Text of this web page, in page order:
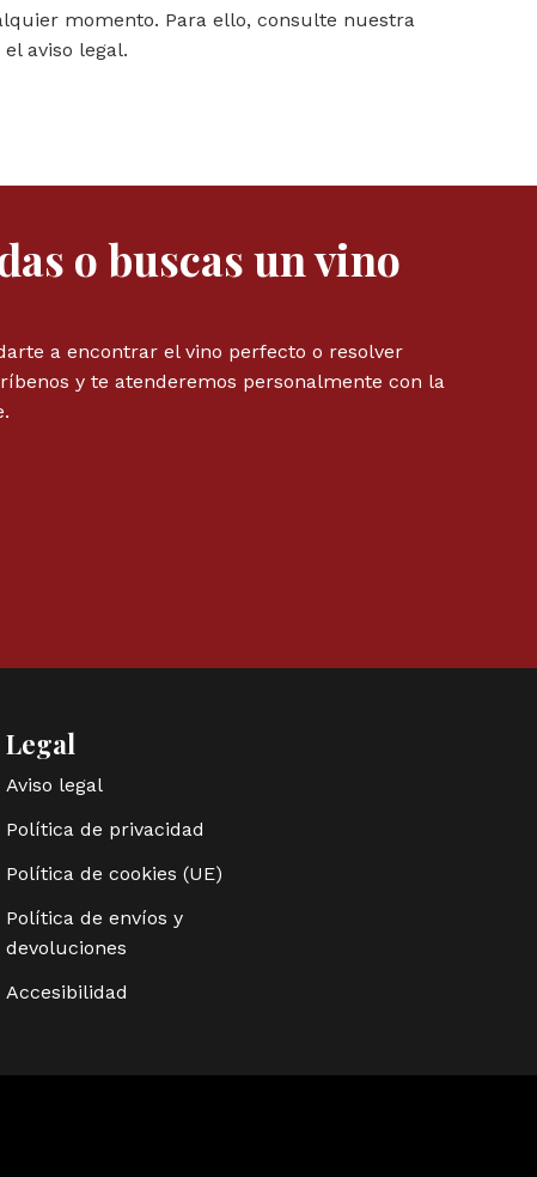
momento. Para ello, consulte nuestra
aviso legal.
o buscas un vino
a encontrar el vino perfecto o resolver
y te atenderemos personalmente con la
Legal
Aviso legal
Política de privacidad
Política de cookies (UE)
Política de envíos y
devoluciones
Accesibilidad